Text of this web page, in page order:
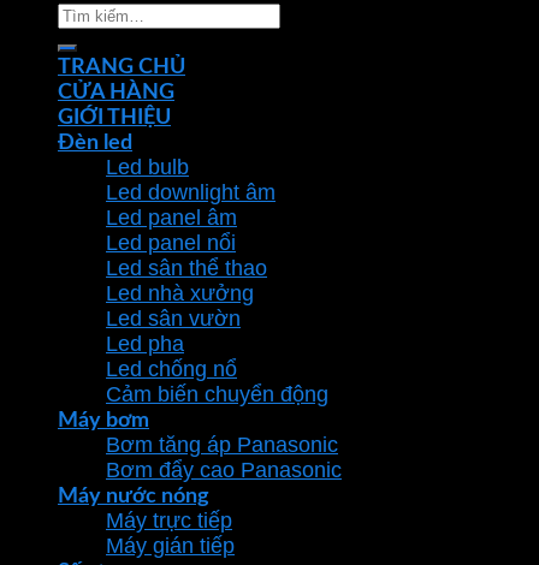
Tìm
kiếm:
TRANG CHỦ
CỬA HÀNG
GIỚI THIỆU
Đèn led
Led bulb
Led downlight âm
Led panel âm
Led panel nổi
Led sân thể thao
Led nhà xưởng
Led sân vườn
Led pha
Led chống nổ
Cảm biến chuyển động
Máy bơm
Bơm tăng áp Panasonic
Bơm đẩy cao Panasonic
Máy nước nóng
Máy trực tiếp
Máy gián tiếp